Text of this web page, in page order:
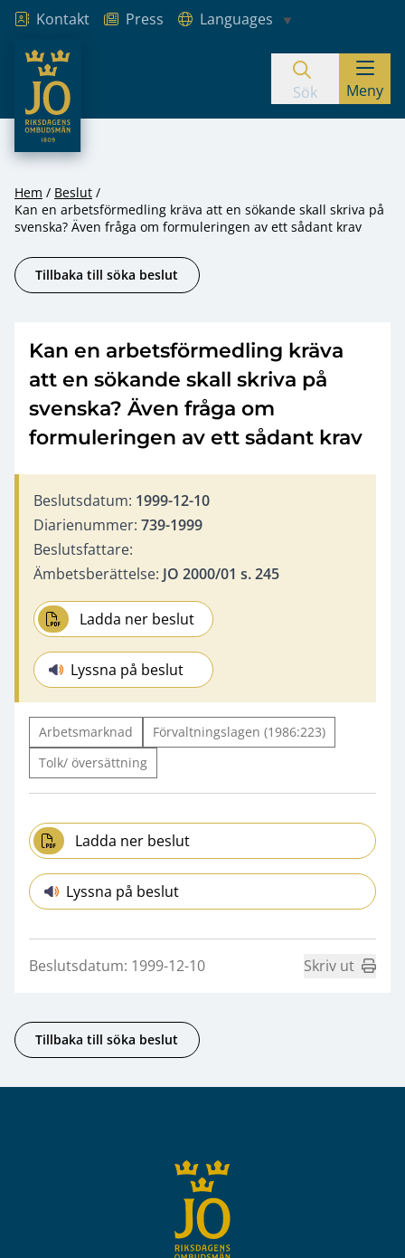
Hoppa till innehåll
Kontakt Press
Languages
JO – Riksdagens Ombudsmän
Sök Meny
Hem
Beslut
Kan en arbetsförmedling kräva att en sökande skall skriva på
svenska? Även fråga om formuleringen av ett sådant krav
Tillbaka till söka beslut
Kan en arbetsförmedling kräva
att en sökande skall skriva på
svenska? Även fråga om
formuleringen av ett sådant krav
Beslutsdatum: 1999-12-10
Diarienummer: 739-1999
Beslutsfattare:
Ämbetsberättelse: JO 2000/01 s. 245
Ladda ner beslut
Lyssna på beslut
Arbetsmarknad
Förvaltningslagen (1986:223)
Tolk/ översättning
Ladda ner beslut
Lyssna på beslut
Beslutsdatum: 1999-12-10 Skriv ut
Tillbaka till söka beslut